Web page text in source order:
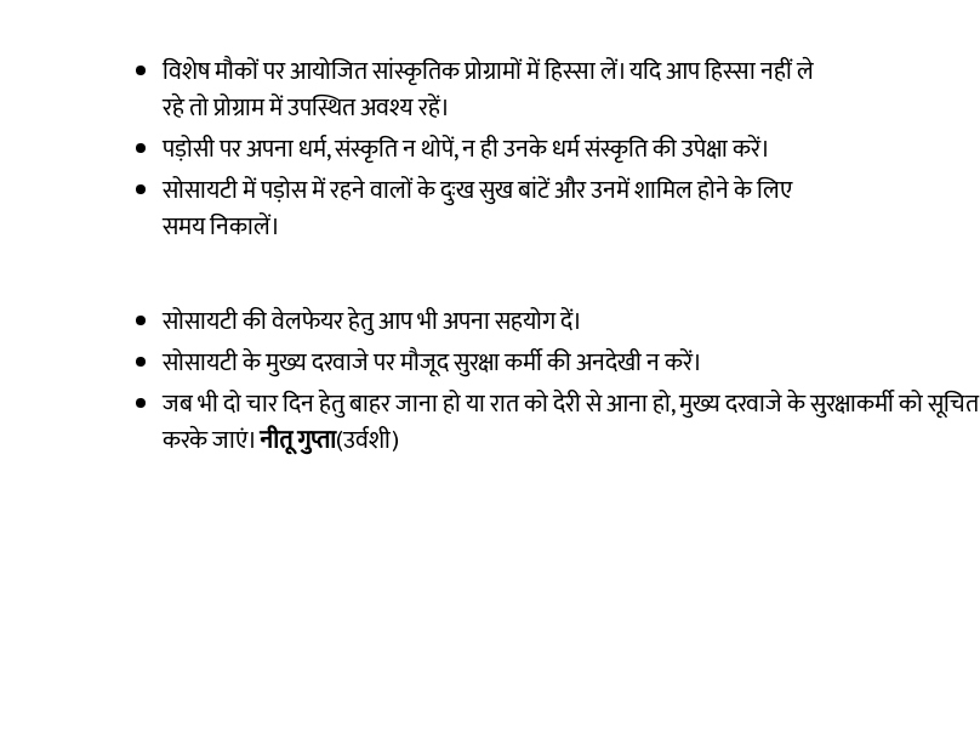
विशेष मौकों पर आयोजित सांस्कृतिक प्रोग्रामों में हिस्सा लें। यदि आप हिस्सा नहीं ले
रहे तो प्रोग्राम में उपस्थित अवश्य रहें।
पड़ोसी पर अपना धर्म, संस्कृति न थोपें, न ही उनके धर्म संस्कृति की उपेक्षा करें।
सोसायटी में पड़ोस में रहने वालों के दुःख सुख बांटें और उनमें शामिल होने के लिए
समय निकालें।
सोसायटी की वेलफेयर हेतु आप भी अपना सहयोग दें।
सोसायटी के मुख्य दरवाजे पर मौजूद सुरक्षा कर्मी की अनदेखी न करें।
जब भी दो चार दिन हेतु बाहर जाना हो या रात को देरी से आना हो, मुख्य दरवाजे के सुरक्षाकर्मी को सूचित
करके जाएं।नीतू गुप्ता(उर्वशी)